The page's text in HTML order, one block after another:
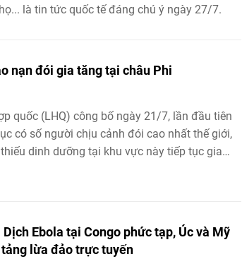
là tin tức quốc tế đáng chú ý ngày 27/7.
nạn đói gia tăng tại châu Phi
quốc (LHQ) công bố ngày 21/7, lần đầu tiên
có số người chịu cảnh đói cao nhất thế giới,
dinh dưỡng tại khu vực này tiếp tục gia
Ebola tại Congo phức tạp, Úc và Mỹ
lừa đảo trực tuyến